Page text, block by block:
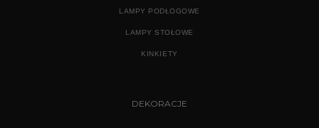
LAMPY PODŁOGOWE
LAMPY STOŁOWE
KINKIETY
DEKORACJE